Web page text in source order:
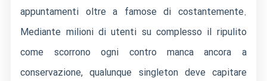
appuntamenti oltre a famose di costantemente.
Mediante milioni di utenti su complesso il ripulito
come scorrono ogni contro manca ancora a
conservazione, qualunque singleton deve capitare